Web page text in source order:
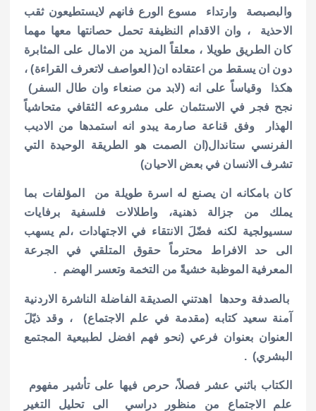
والبصبصة وارتداء مسوع الورع فانهم لايستطيعون ثقب
الاحذية ، وان الاقدام النظيفة تحمل حصانتها معها مهما
كان الطريق طويلا ، معلقاً المزيد من الامال على المثابرة
دون ان يسقط من اعتقاده ان( العواصف لاتعرف القراءة) ،
هكذا وقياساً على انه (لابد من صنعاء وان طال السفر)
نجح فجر في الاستئمان على مشروعه الثقافي متحاشياً
الهذار وفق قناعة صارمة يبدو انه استمدها من الاديب
الفرنسي ستاندال(ان الصمت هو الطريقة الوحيدة التي
تشرف الانسان في بعض الاحيان)
كان بامكانه ان يصنع له اسرة طويلة من المؤلفات بما
يملك من جزالة ذهنية، واطلالات فلسفية برفايات
سسيولجية لكنه فضّلَ الانتقاء في الاجتهادات ،لم يسهب
الى حد الافراط محترماً حقوق المتلقي في الجرعة
المعرفية الموظبة خشيةً من التخمة وتعسر الهضم .
بالصدفة وحدها اهدتني الصديقة الفاضلة الناشرة الاردنية
آمنة سعيد كتابه (مقدمة في علم الاجتماع) ، وقد ذيّلَ
العنوان بعنوان فرعي (نحو فهم افضل لطبيعية المجتمع
البشري) .
الكتاب باثني عشر فصلاً، حرص فيها على تأشير مفهوم
علم الاجتماع من منظور دراسي الى تحليل التغير